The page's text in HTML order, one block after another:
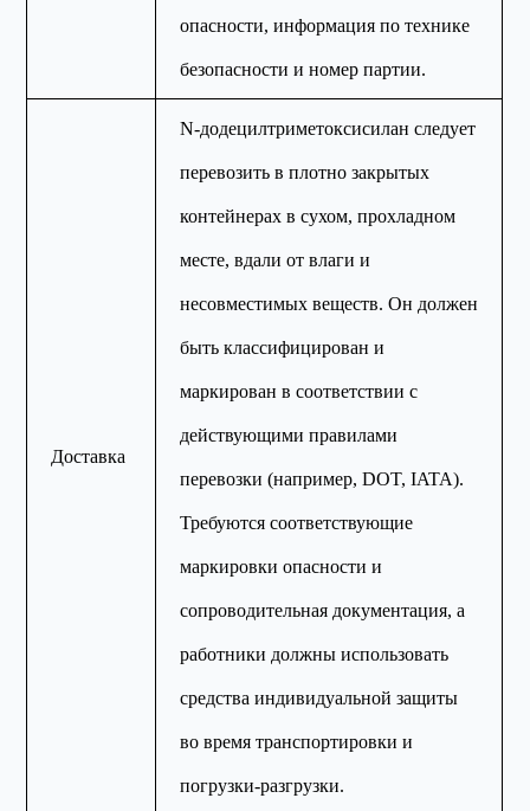
опасности, информация по технике
безопасности и номер партии.
Доставка
N-додецилтриметоксисилан следует
перевозить в плотно закрытых
контейнерах в сухом, прохладном
месте, вдали от влаги и
несовместимых веществ. Он должен
быть классифицирован и
маркирован в соответствии с
действующими правилами
перевозки (например, DOT, IATA).
Требуются соответствующие
маркировки опасности и
сопроводительная документация, а
работники должны использовать
средства индивидуальной защиты
во время транспортировки и
погрузки-разгрузки.